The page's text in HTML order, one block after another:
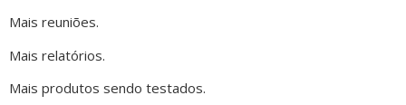
Mais reuniões.
Mais relatórios.
Mais produtos sendo testados.